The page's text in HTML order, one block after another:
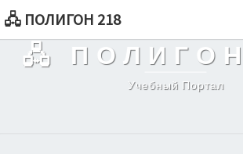
🖧 ПОЛИГОН 218
🖧 ПОЛИГОН
Учебный Портал